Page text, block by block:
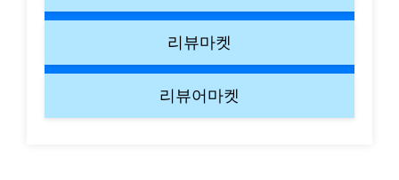
리뷰마켓
리뷰어마켓